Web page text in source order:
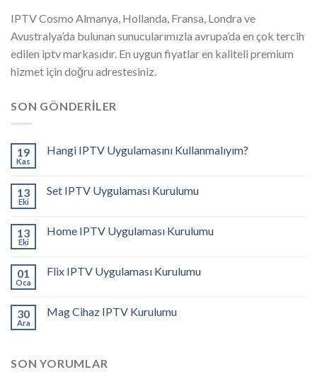
IPTV Cosmo Almanya, Hollanda, Fransa, Londra ve
Avustralya’da bulunan sunucularımızla avrupa’da en çok tercih
edilen iptv markasıdır. En uygun fiyatlar en kaliteli premium
hizmet için doğru adrestesiniz.
SON GÖNDERILER
19
Kas
Hangi IPTV Uygulamasını Kullanmalıyım?
13
Eki
Set IPTV Uygulaması Kurulumu
13
Eki
Home IPTV Uygulaması Kurulumu
01
Oca
Flix IPTV Uygulaması Kurulumu
30
Ara
Mag Cihaz IPTV Kurulumu
SON YORUMLAR